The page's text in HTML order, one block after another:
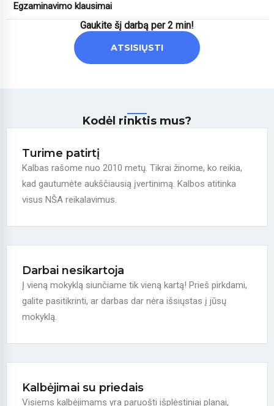
Egzaminavimo klausimai
Gaukite šį darbą per 2 min!
ATSISIŲSTI
Kodėl rinktis mus?
Turime patirtį
Kalbas rašome nuo 2010 metų. Tikrai žinome, ko reikia,
kad gautumėte aukščiausią įvertinimą. Kalbos atitinka
visus NŠA reikalavimus.
Darbai nesikartoja
Į vieną mokyklą siunčiame tik vieną kartą! Prieš pirkdami,
galite pasitikrinti, ar darbas dar nėra išsiųstas į jūsų
mokyklą.
Kalbėjimai su priedais
Visiems kalbėjimams yra paruošti išplėstiniai planai,